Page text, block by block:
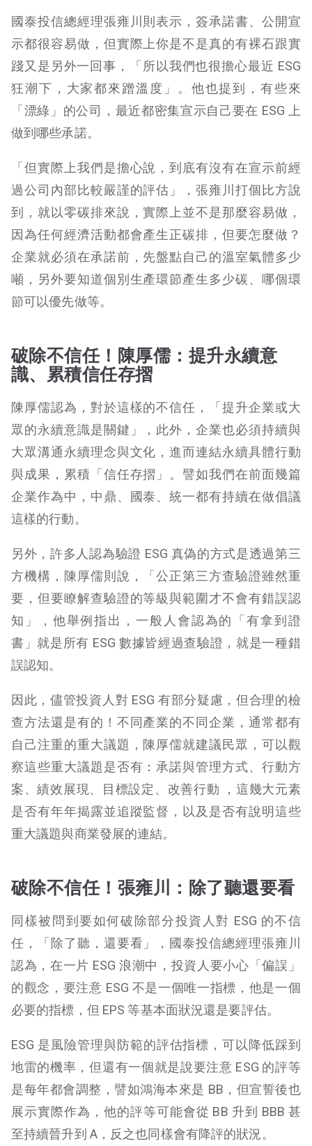
國泰投信總經理張雍川則表示，簽承諾書、公開宣
示都很容易做，但實際上你是不是真的有裸石跟實
踐又是另外一回事，「所以我們也很擔心最近 ESG
狂潮下，大家都來蹭溫度」。他也提到，有些來
「漂綠」的公司，最近都密集宣示自己要在 ESG 上
做到哪些承諾。
「但實際上我們是擔心說，到底有沒有在宣示前經
過公司內部比較嚴謹的評估」，張雍川打個比方說
到，就以零碳排來說，實際上並不是那麼容易做，
因為任何經濟活動都會產生正碳排，但要怎麼做？
企業就必須在承諾前，先盤點自己的溫室氣體多少
噸，另外要知道個別生產環節產生多少碳、哪個環
節可以優先做等。
破除不信任！陳厚儒：提升永續意
識、累積信任存摺
陳厚儒認為，對於這樣的不信任，「提升企業或大
眾的永續意識是關鍵」，此外，企業也必須持續與
大眾溝通永續理念與文化，進而連結永續具體行動
與成果，累積「信任存摺」。譬如我們在前面幾篇
企業作為中，中鼎、國泰、統一都有持續在做倡議
這樣的行動。
另外，許多人認為驗證 ESG 真偽的方式是透過第三
方機構，陳厚儒則說，「公正第三方查驗證雖然重
要，但要瞭解查驗證的等級與範圍才不會有錯誤認
知」，他舉例指出，一般人會認為的「有拿到證
書」就是所有 ESG 數據皆經過查驗證，就是一種錯
誤認知。
因此，儘管投資人對 ESG 有部分疑慮，但合理的檢
查方法還是有的！不同產業的不同企業，通常都有
自己注重的重大議題，陳厚儒就建議民眾，可以觀
察這些重大議題是否有：承諾與管理方式、行動方
案、績效展現、目標設定、改善行動 ，這幾大元素
是否有年年揭露並追蹤監督，以及是否有說明這些
重大議題與商業發展的連結。
破除不信任！張雍川：除了聽還要看
同樣被問到要如何破除部分投資人對 ESG 的不信
任，「除了聽，還要看」，國泰投信總經理張雍川
認為，在一片 ESG 浪潮中，投資人要小心「偏誤」
的觀念，要注意 ESG 不是一個唯一指標，他是一個
必要的指標，但 EPS 等基本面狀況還是要評估。
ESG 是風險管理與防範的評估指標，可以降低踩到
地雷的機率，但還有一個就是說要注意 ESG 的評等
是每年都會調整，譬如鴻海本來是 BB，但宣誓後也
展示實際作為，他的評等可能會從 BB 升到 BBB 甚
至持續晉升到 A，反之也同樣會有降評的狀況。